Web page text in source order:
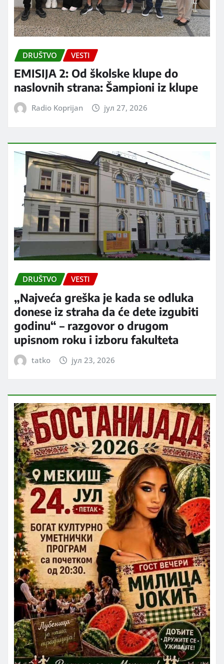
DRUŠTVO VESTI
EMISIJA 2: Od školske klupe do
naslovnih strana: Šampioni iz klupe
Radio Koprijan јул 27, 2026
DRUŠTVO VESTI
„Najveća greška je kada se odluka
donese iz straha da će dete izgubiti
godinu“ – razgovor o drugom
upisnom roku i izboru fakulteta
tatko јул 23, 2026